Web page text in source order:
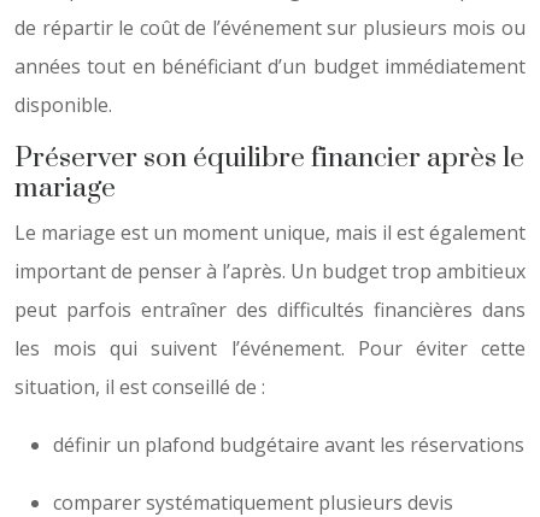
de répartir le coût de l’événement sur plusieurs mois ou
années tout en bénéficiant d’un budget immédiatement
disponible.
Préserver son équilibre financier après le
mariage
Le mariage est un moment unique, mais il est également
important de penser à l’après. Un budget trop ambitieux
peut parfois entraîner des difficultés financières dans
les mois qui suivent l’événement. Pour éviter cette
situation, il est conseillé de :
définir un plafond budgétaire avant les réservations
comparer systématiquement plusieurs devis